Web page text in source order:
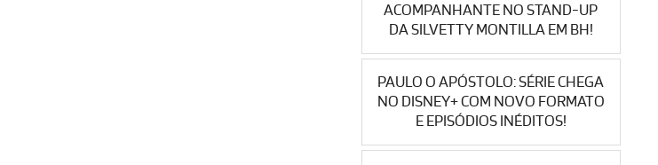
ACOMPANHANTE NO STAND-UP
DA SILVETTY MONTILLA EM BH!
PAULO O APÓSTOLO: SÉRIE CHEGA
NO DISNEY+ COM NOVO FORMATO
E EPISÓDIOS INÉDITOS!